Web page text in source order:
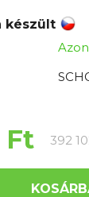
készült
Ft 392